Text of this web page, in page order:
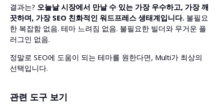
결과는? 오늘날 시장에서 만날 수 있는 가장 우수하고, 가장 깨
끗하며, 가장 SEO 친화적인 워드프레스 생태계입니다. 불필요
한 복잡함 없음. 테마 느려짐 없음. 불필요한 빌더와 무거운 플
러그인 없음.
정말로 SEO에 도움이 되는 테마를 원한다면, Multi가 최상의
선택입니다.
관련 도구 보기